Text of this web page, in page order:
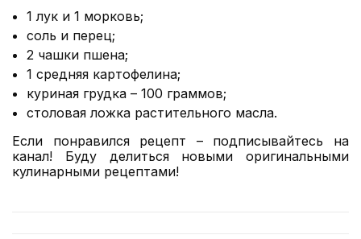
1 лук и 1 морковь;
соль и перец;
2 чашки пшена;
1 средняя картофелина;
куриная грудка – 100 граммов;
столовая ложка растительного масла.
Если понравился рецепт – подписывайтесь на
канал! Буду делиться новыми оригинальными
кулинарными рецептами!